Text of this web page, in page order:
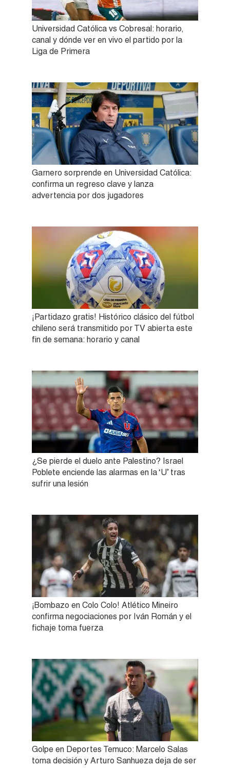
Universidad Católica vs Cobresal: horario,
canal y dónde ver en vivo el partido por la
Liga de Primera
Garnero sorprende en Universidad Católica:
confirma un regreso clave y lanza
advertencia por dos jugadores
¡Partidazo gratis! Histórico clásico del fútbol
chileno será transmitido por TV abierta este
fin de semana: horario y canal
¿Se pierde el duelo ante Palestino? Israel
Poblete enciende las alarmas en la ‘U’ tras
sufrir una lesión
¡Bombazo en Colo Colo! Atlético Mineiro
confirma negociaciones por Iván Román y el
fichaje toma fuerza
Golpe en Deportes Temuco: Marcelo Salas
toma decisión y Arturo Sanhueza deja de ser